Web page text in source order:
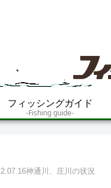
フィッシングガイド
-Fishing guide-
神通川、庄川の状況